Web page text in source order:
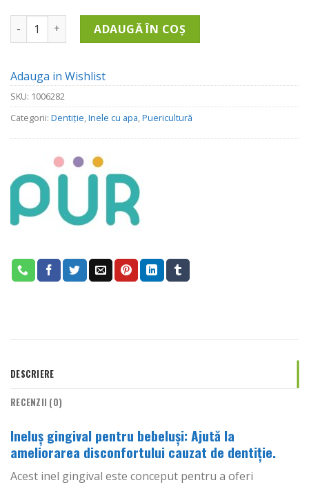
Cantitate Inel Gingival Cu Apa +6 Luni
ADAUGĂ ÎN COȘ
Adauga in Wishlist
SKU: 1006282
Categorii: Dentiție,Inele cu apa,Puericultură
DESCRIERE
RECENZII (0)
Ineluș gingival pentru bebeluși: Ajută la
ameliorarea disconfortului cauzat de dentiție.
Acest inel gingival este conceput pentru a oferi